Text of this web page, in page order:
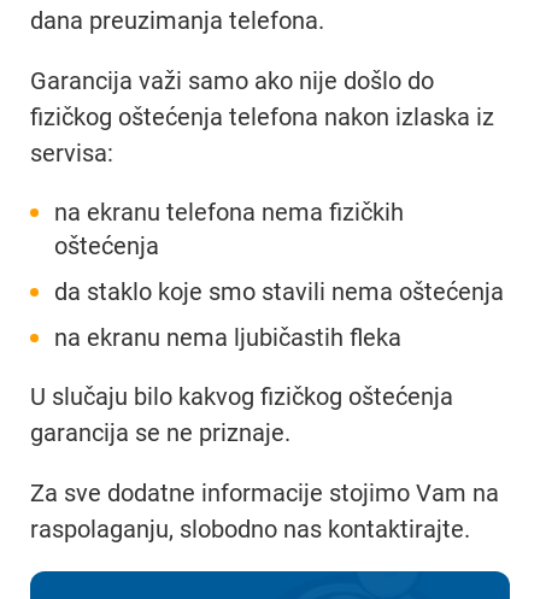
dana preuzimanja telefona.
Garancija važi samo ako nije došlo do
fizičkog oštećenja telefona nakon izlaska iz
servisa:
na ekranu telefona nema fizičkih
oštećenja
da staklo koje smo stavili nema oštećenja
na ekranu nema ljubičastih fleka
U slučaju bilo kakvog fizičkog oštećenja
garancija se ne priznaje.
Za sve dodatne informacije stojimo Vam na
raspolaganju, slobodno nas kontaktirajte.